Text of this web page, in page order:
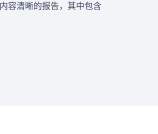
容清晰的报告，其中包含